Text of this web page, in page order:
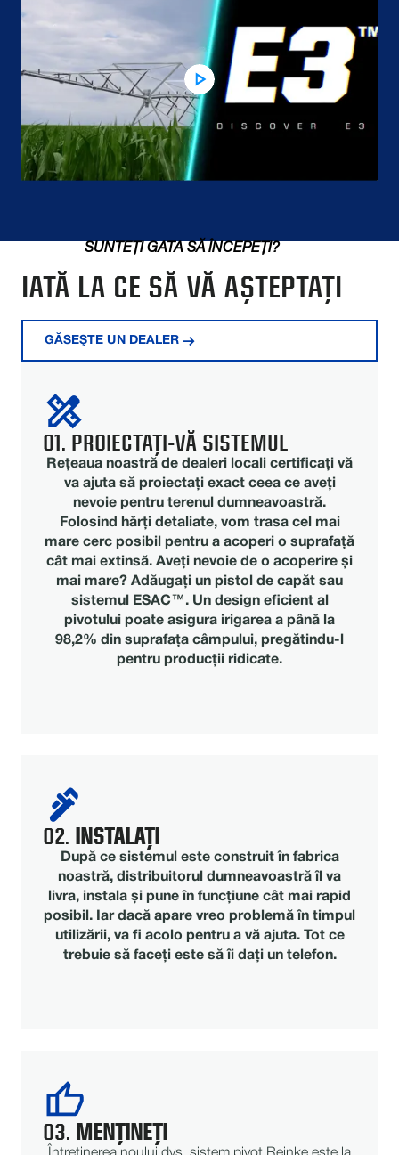
SUNTEȚI GATA SĂ ÎNCEPEȚI?
IATĂ LA CE SĂ VĂ AȘTEPTAȚI
GĂSEŞTE UN DEALER
01. PROIECTAȚI-VĂ SISTEMUL
Rețeaua noastră de dealeri locali certificați vă
va ajuta să proiectați exact ceea ce aveți
nevoie pentru terenul dumneavoastră.
Folosind hărți detaliate, vom trasa cel mai
mare cerc posibil pentru a acoperi o suprafață
cât mai extinsă. Aveți nevoie de o acoperire și
mai mare? Adăugați un pistol de capăt sau
sistemul ESAC™. Un design eficient al
pivotului poate asigura irigarea a până la
98,2% din suprafața câmpului, pregătindu-l
pentru producții ridicate.
02. INSTALAȚI
După ce sistemul este construit în fabrica
noastră, distribuitorul dumneavoastră îl va
livra, instala și pune în funcțiune cât mai rapid
posibil. Iar dacă apare vreo problemă în timpul
utilizării, va fi acolo pentru a vă ajuta. Tot ce
trebuie să faceți este să îi dați un telefon.
03. MENȚINEȚI